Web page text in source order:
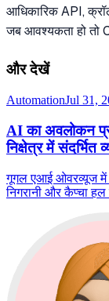
आधिकारिक API,
जब आवश्यकता हो तो
और देखें
AutomationJul 31,
AI का अवलोकन
निक्षेत्र में संदर्भित
गूगल एआई ओवरव्यूज में
निगरानी और कैप्चा